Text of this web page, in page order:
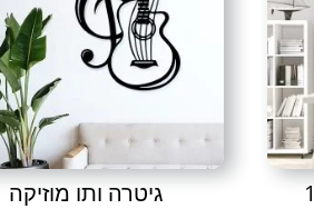
גיטרה ותו מוזיקה